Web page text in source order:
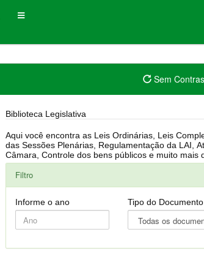
Sem
Biblioteca Legislativa
Aqui você encontra as Leis Ordinárias, Leis Complementares, Portarias, Decretos, Atas, PPA, LDO, LOA, RREO, Resoluções, RGF, Lei Orgânica, Regimento Interno, Pauta
das Sessões Plenárias, Regulamentação da LAI, Atos de Julgamento do Governo, Agenda Externa do presidente, Relatório do Controle Interno, Projetos em tramitação na
Câmara, Controle dos bens
Filtro
Informe o ano Tipo do Documento